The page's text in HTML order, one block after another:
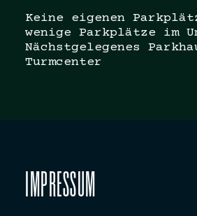
Keine eigenen
wenige Parkplätze im
Nächstgelegenes
Turmcenter
IMPRESSUM